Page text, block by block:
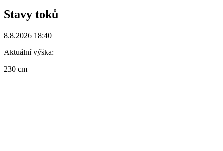
Stavy toků
8.8.2026 18:40
Aktuální výška:
230 cm